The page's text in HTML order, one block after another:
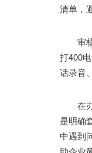
清单，
审核
打400
话录音
在办
是明确
中遇到